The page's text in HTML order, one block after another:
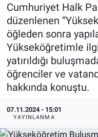
Cumhuriyet Halk
düzenlenen
öğleden sonra
Yükseköğretimle
yatırıldığı
öğrenciler ve
hakkında konuştu.
07.11.2024 - 15:01
YAYINLANMA
SİYASET
TEKNOLOJİ
EKONOMİ
Tüm Manşetler
Son Dakika
Haber Arşivi